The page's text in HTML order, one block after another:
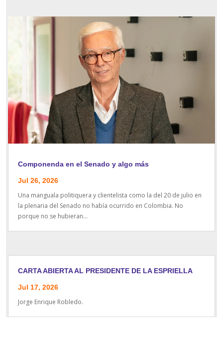
Componenda en el Senado y algo más
Jul 26, 2026
Una manguala politiquera y clientelista como la del 20 de julio en
la plenaria del Senado no había ocurrido en Colombia. No
porque no se hubieran...
CARTA ABIERTA AL PRESIDENTE DE LA ESPRIELLA
Jul 17, 2026
Jorge Enrique Robledo.